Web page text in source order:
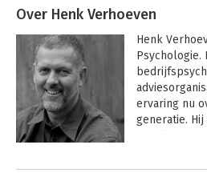
Over Henk Verhoeven
Henk
Psychologie.
ervaring nu
generatie.
vakgebied